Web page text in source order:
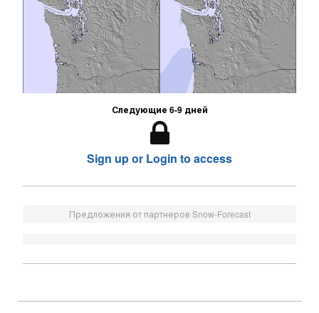
Следующие 6-9 дней
Sign up or Login to access
Предложения от партнеров Snow-Forecast